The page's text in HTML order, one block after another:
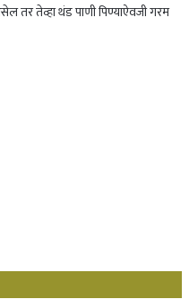
तर तेव्हा थंड पाणी पिण्याऐवजी गरम